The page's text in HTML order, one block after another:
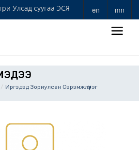
Улсад суугаа ЭСЯ en mn
Иргэдэд Зориулсан Сэрэмжлүүлэг